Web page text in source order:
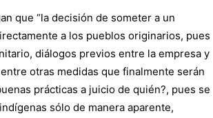
que “la decisión de someter a un
a los pueblos originarios, pues
diálogos previos entre la empresa y
otras medidas que finalmente serán
prácticas a juicio de quién?, pues se
sólo de manera aparente,